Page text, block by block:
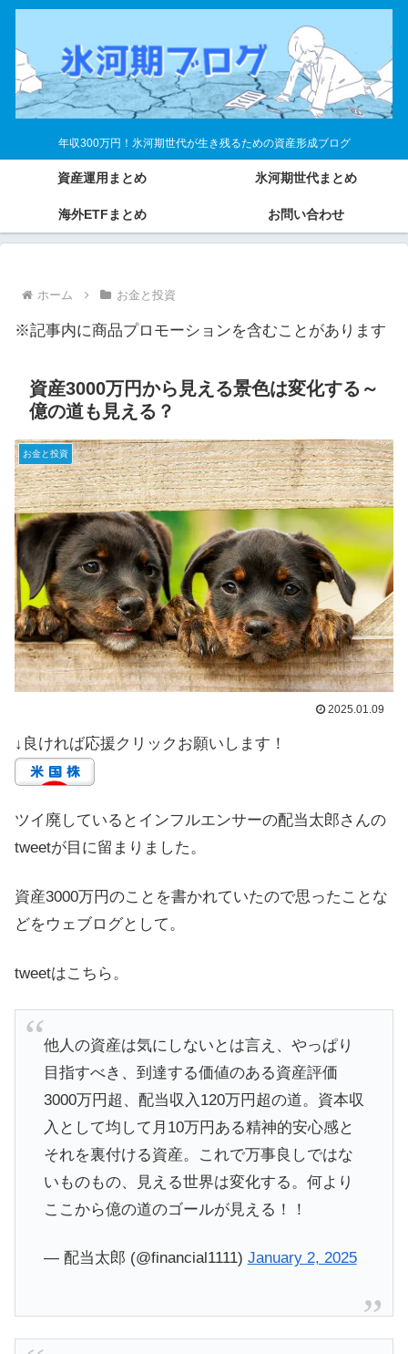
年収300万円！氷河期世代が生き残るための資産形成ブログ
資産運用まとめ 氷河期世代まとめ
海外ETFまとめ お問い合わせ
ホーム お金と投資
※記事内に商品プロモーションを含むことがあります
資産3000万円から見える景色は変化する～
億の道も見える？
お金と投資
2025.01.09
↓良ければ応援クリックお願いします！
ツイ廃しているとインフルエンサーの配当太郎さんの
tweetが目に留まりました。
資産3000万円のことを書かれていたので思ったことな
どをウェブログとして。
tweetはこちら。
他人の資産は気にしないとは言え、やっぱり
目指すべき、到達する価値のある資産評価
3000万円超、配当収入120万円超の道。資本収
入として均して月10万円ある精神的安心感と
それを裏付ける資産。これで万事良しではな
いものもの、見える世界は変化する。何より
ここから億の道のゴールが見える！！
— 配当太郎 (@financial1111) January 2, 2025